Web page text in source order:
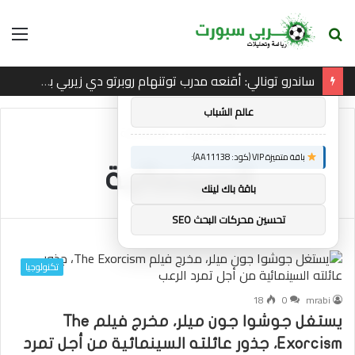
بحث
ساندرو تونالي: أقنعه مدرب توتنهام روبرتو دي زيربي بسرعة بالتوقيع
الرئيسية/السينمائية
السينمائية
تكنولوجيا
mrabi
0
18
يستغل جوشوا جون ميلر، مخرج فيلم The
Exorcism، جذور عائلته السينمائية من أجل تمرد
توصيات :
باقة متميزة VIP (كود: AA86842):
عالم الشباب
باقة متميزة VIP (كود: AA11138):
باقة باك لينك
تحسين محركات البحث SEO